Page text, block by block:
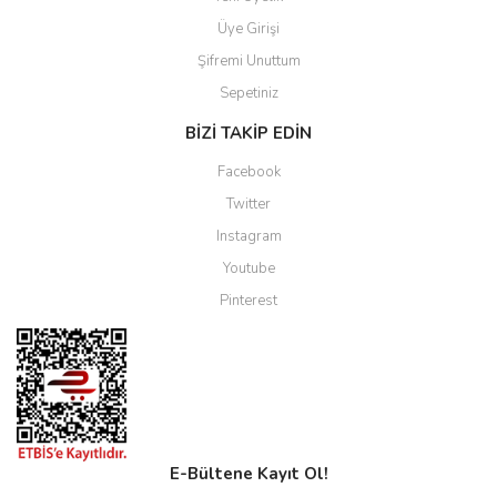
Üye Girişi
Şifremi Unuttum
Sepetiniz
BİZİ TAKİP EDİN
Facebook
Twitter
Instagram
Youtube
Pinterest
E-Bültene Kayıt Ol!